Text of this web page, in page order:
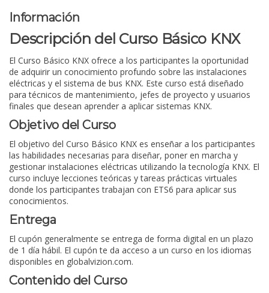
Información
Descripción del Curso Básico KNX
El Curso Básico KNX ofrece a los participantes la oportunidad
de adquirir un conocimiento profundo sobre las instalaciones
eléctricas y el sistema de bus KNX. Este curso está diseñado
para técnicos de mantenimiento, jefes de proyecto y usuarios
finales que desean aprender a aplicar sistemas KNX.
Objetivo del Curso
El objetivo del Curso Básico KNX es enseñar a los participantes
las habilidades necesarias para diseñar, poner en marcha y
gestionar instalaciones eléctricas utilizando la tecnología KNX. El
curso incluye lecciones teóricas y tareas prácticas virtuales
donde los participantes trabajan con ETS6 para aplicar sus
conocimientos.
Entrega
El cupón generalmente se entrega de forma digital en un plazo
de 1 día hábil. El cupón te da acceso a un curso en los idiomas
disponibles en globalvizion.com.
Contenido del Curso